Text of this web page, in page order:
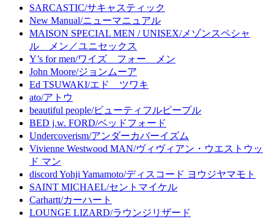
SARCASTIC/サキャスティック
New Manual/ニューマニュアル
MAISON SPECIAL MEN / UNISEX/メゾンスペシャ
ル メン／ユニセックス
Y’s for men/ワイズ フォー メン
John Moore/ジョンムーア
Ed TSUWAKI/エド ツワキ
ato/アトウ
beautiful people/ビューティフルピープル
BED j.w. FORD/ベッドフォード
Undercoverism/アンダーカバーイズム
Vivienne Westwood MAN/ヴィヴィアン・ウエストウッ
ド マン
discord Yohji Yamamoto/ディスコード ヨウジヤマモト
SAINT MICHAEL/セントマイケル
Carhartt/カーハート
LOUNGE LIZARD/ラウンジリザード